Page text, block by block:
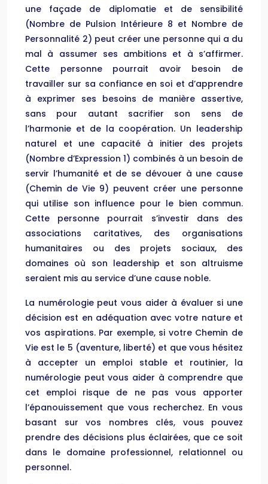
une façade de diplomatie et de sensibilité
(Nombre de Pulsion Intérieure 8 et Nombre de
Personnalité 2) peut créer une personne qui a du
mal à assumer ses ambitions et à s’affirmer.
Cette personne pourrait avoir besoin de
travailler sur sa confiance en soi et d’apprendre
à exprimer ses besoins de manière assertive,
sans pour autant sacrifier son sens de
l’harmonie et de la coopération. Un leadership
naturel et une capacité à initier des projets
(Nombre d’Expression 1) combinés à un besoin de
servir l’humanité et de se dévouer à une cause
(Chemin de Vie 9) peuvent créer une personne
qui utilise son influence pour le bien commun.
Cette personne pourrait s’investir dans des
associations caritatives, des organisations
humanitaires ou des projets sociaux, des
domaines où son leadership et son altruisme
seraient mis au service d’une cause noble.
La numérologie peut vous aider à évaluer si une
décision est en adéquation avec votre nature et
vos aspirations. Par exemple, si votre Chemin de
Vie est le 5 (aventure, liberté) et que vous hésitez
à accepter un emploi stable et routinier, la
numérologie peut vous aider à comprendre que
cet emploi risque de ne pas vous apporter
l’épanouissement que vous recherchez. En vous
basant sur vos nombres clés, vous pouvez
prendre des décisions plus éclairées, que ce soit
dans le domaine professionnel, relationnel ou
personnel.